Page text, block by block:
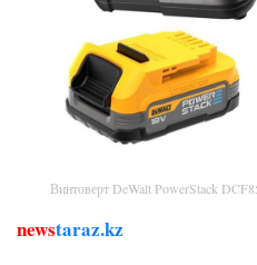
Винтоверт DeWalt PowerStack
newstaraz.kz